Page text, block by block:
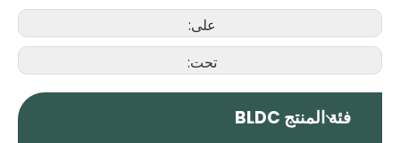
على:
تحت:
فئة المنتج BLDC